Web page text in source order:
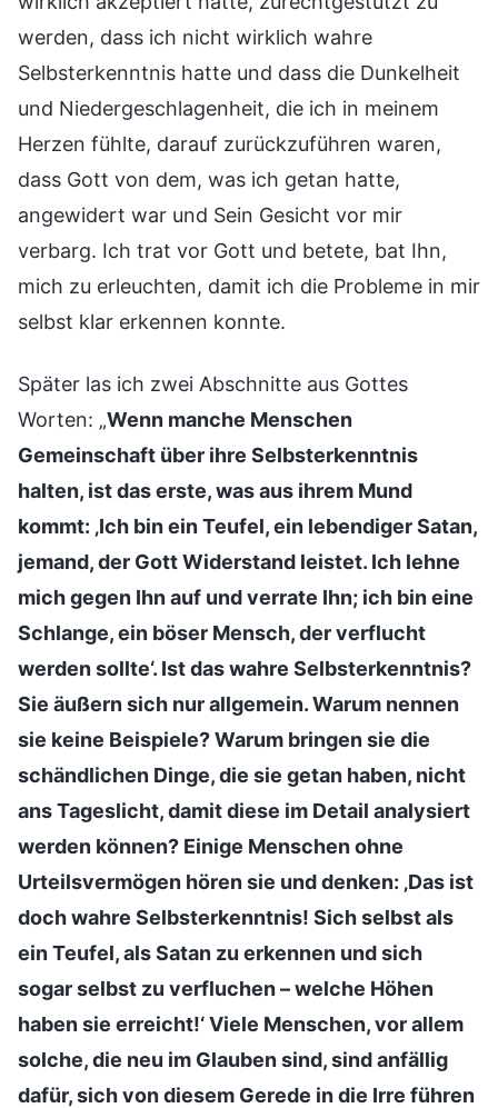
werden, dass ich nicht wirklich wahre
Selbsterkenntnis hatte und dass die Dunkelheit
und Niedergeschlagenheit, die ich in meinem
Herzen fühlte, darauf zurückzuführen waren,
dass Gott von dem, was ich getan hatte,
angewidert war und Sein Gesicht vor mir
verbarg. Ich trat vor Gott und betete, bat Ihn,
mich zu erleuchten, damit ich die Probleme in mir
selbst klar erkennen konnte.
Später las ich zwei Abschnitte aus Gottes
Worten: „Wenn manche Menschen
Gemeinschaft über ihre Selbsterkenntnis
halten, ist das erste, was aus ihrem Mund
kommt: ‚Ich bin ein Teufel, ein lebendiger Satan,
jemand, der Gott Widerstand leistet. Ich lehne
mich gegen Ihn auf und verrate Ihn; ich bin eine
Schlange, ein böser Mensch, der verflucht
werden sollte‘. Ist das wahre Selbsterkenntnis?
Sie äußern sich nur allgemein. Warum nennen
sie keine Beispiele? Warum bringen sie die
schändlichen Dinge, die sie getan haben, nicht
ans Tageslicht, damit diese im Detail analysiert
werden können? Einige Menschen ohne
Urteilsvermögen hören sie und denken: ‚Das ist
doch wahre Selbsterkenntnis! Sich selbst als
ein Teufel, als Satan zu erkennen und sich
sogar selbst zu verfluchen – welche Höhen
haben sie erreicht!‘ Viele Menschen, vor allem
solche, die neu im Glauben sind, sind anfällig
dafür, sich von diesem Gerede in die Irre führen